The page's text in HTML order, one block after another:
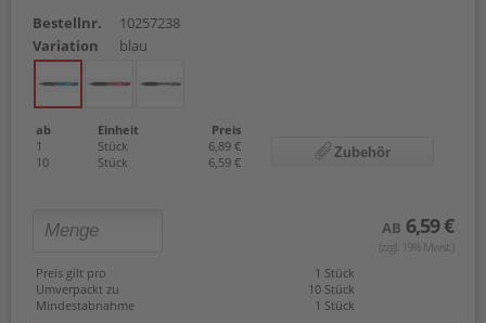
Bestellnr.
10257238
Variation
blau
ab Einheit
Preis
1
Stück
6,89 €
10
Stück 6,59 €
Zubehör
AB 6,59 €
(zzgl. 19% Mwst.)
Preis gilt pro
1 Stück
Umverpackt zu
10 Stück
Mindestabnahme
1 Stück